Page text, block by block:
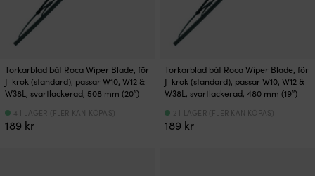
Torkarblad båt Roca Wiper Blade, för
J-krok (standard), passar W10, W12 &
W38L, svartlackerad, 508 mm (20″)
189 kr
4 I LAGER (FLER KAN KÖPAS)
Torkarblad båt Roca Wiper Blade, för
J-krok (standard), passar W10, W12 &
W38L, svartlackerad, 480 mm (19″)
189 kr
2 I LAGER (FLER KAN KÖPAS)